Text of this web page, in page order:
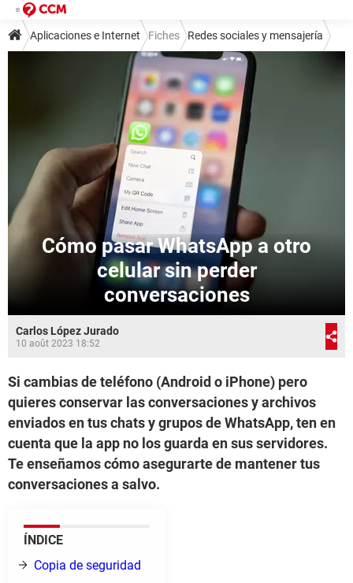
Aplicaciones e Internet Fiches Redes sociales y mensajería
WhatsApp
Cómo pasar WhatsApp a otro
celular sin perder
conversaciones
Carlos López Jurado
10 août 2023 18:52
Si cambias de teléfono (Android o iPhone) pero
quieres conservar las conversaciones y archivos
enviados en tus chats y grupos de WhatsApp, ten en
cuenta que la app no los guarda en sus servidores.
Te enseñamos cómo asegurarte de mantener tus
conversaciones a salvo.
ÍNDICE
Copia de seguridad